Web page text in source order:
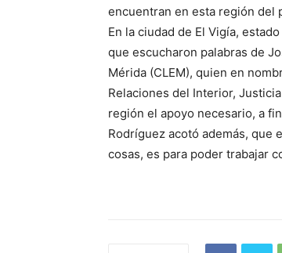
encuentran en esta región del
En la ciudad de El Vigía,
que escucharon palabras de
Mérida (CLEM), quien en
Relaciones del Interior,
región el apoyo necesario, a
Rodríguez acotó además, que
cosas, es para poder trabajar